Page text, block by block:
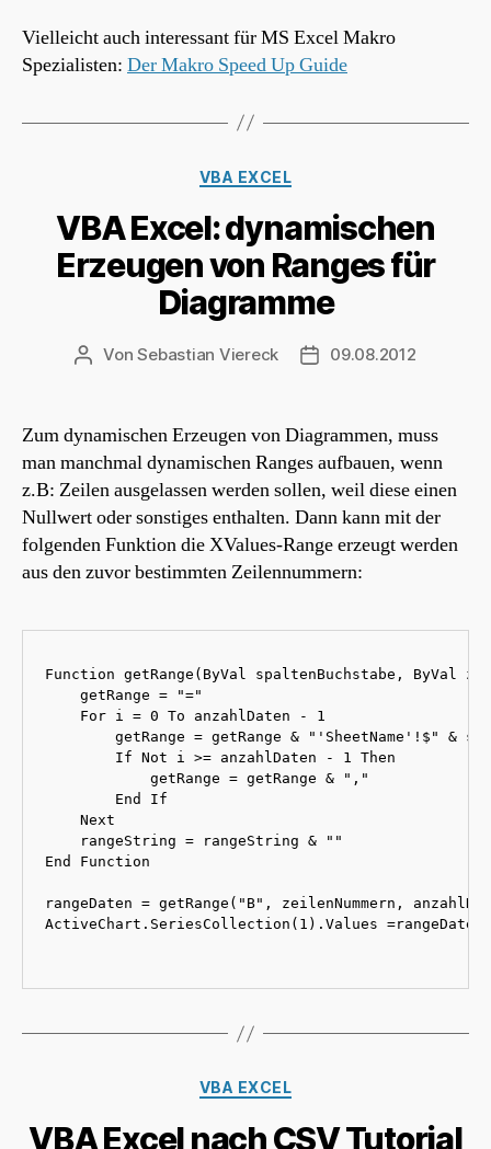
Vielleicht auch interessant für MS Excel Makro
Spezialisten: Der Makro Speed Up Guide
Kategorien
VBA EXCEL
VBA Excel: dynamischen
Erzeugen von Ranges für
Diagramme
Beitragsautor
VonSebastian Viereck Beitragsdatum
09.08.2012
Zum dynamischen Erzeugen von Diagrammen, muss
man manchmal dynamischen Ranges aufbauen, wenn
z.B: Zeilen ausgelassen werden sollen, weil diese einen
Nullwert oder sonstiges enthalten. Dann kann mit der
folgenden Funktion die XValues-Range erzeugt werden
aus den zuvor bestimmten Zeilennummern:
Function getRange(ByVal spaltenBuchstabe, ByVal
getRange = "="
For i = 0 To anzahlDaten - 1
getRange = getRange & "'SheetName'!$" &
If Not i >= anzahlDaten - 1 Then
getRange = getRange & ","
End If
Next
rangeString = rangeString & ""
End Function
rangeDaten = getRange("B", zeilenNummern,
ActiveChart.SeriesCollection(1).Values =rangeDaten
Kategorien
VBA EXCEL
VBA Excel nach CSV Tutorial